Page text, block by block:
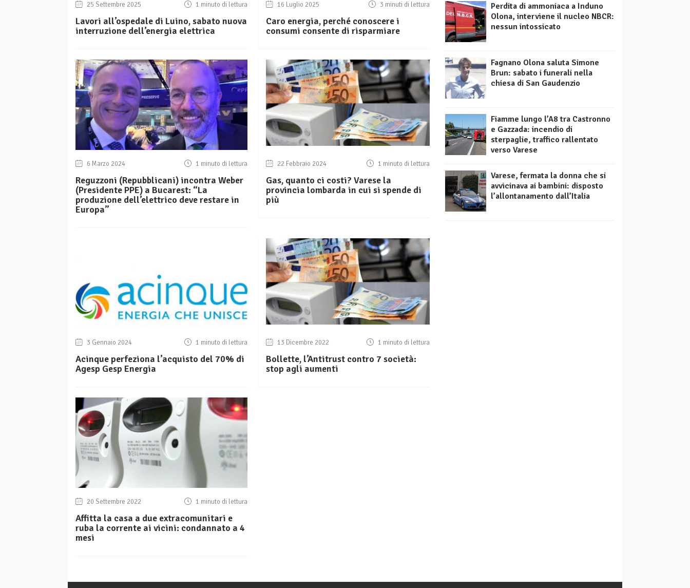
25 Settembre 2025 1 minuto di lettura
Lavori all’ospedale di Luino, sabato nuova
interruzione dell’energia elettrica
16 Luglio 2025 3 minuti di lettura
Caro energia, perché conoscere i
consumi consente di risparmiare
6 Marzo 2024 1 minuto di lettura
Reguzzoni (Repubblicani) incontra Weber
(Presidente PPE) a Bucarest: “La
produzione dell’elettrico deve restare in
Europa”
22 Febbraio 2024 1 minuto di lettura
Gas, quanto ci costi? Varese la
provincia lombarda in cui si spende di
più
3 Gennaio 2024 1 minuto di lettura
Acinque perfeziona l’acquisto del 70% di
Agesp Gesp Energia
13 Dicembre 2022 1 minuto di lettura
Bollette, l’Antitrust contro 7 società:
stop agli aumenti
20 Settembre 2022 1 minuto di lettura
Affitta la casa a due extracomunitari e
ruba la corrente ai vicini: condannato a 4
mesi
Perdita di ammoniaca a Induno
Olona, interviene il nucleo NBCR:
nessun intossicato
Fagnano Olona saluta Simone
Brun: sabato i funerali nella
chiesa di San Gaudenzio
Fiamme lungo l’A8 tra Castronno
e Gazzada: incendio di
sterpaglie, traffico rallentato
verso Varese
Varese, fermata la donna che si
avvicinava ai bambini: disposto
l’allontanamento dall’Italia